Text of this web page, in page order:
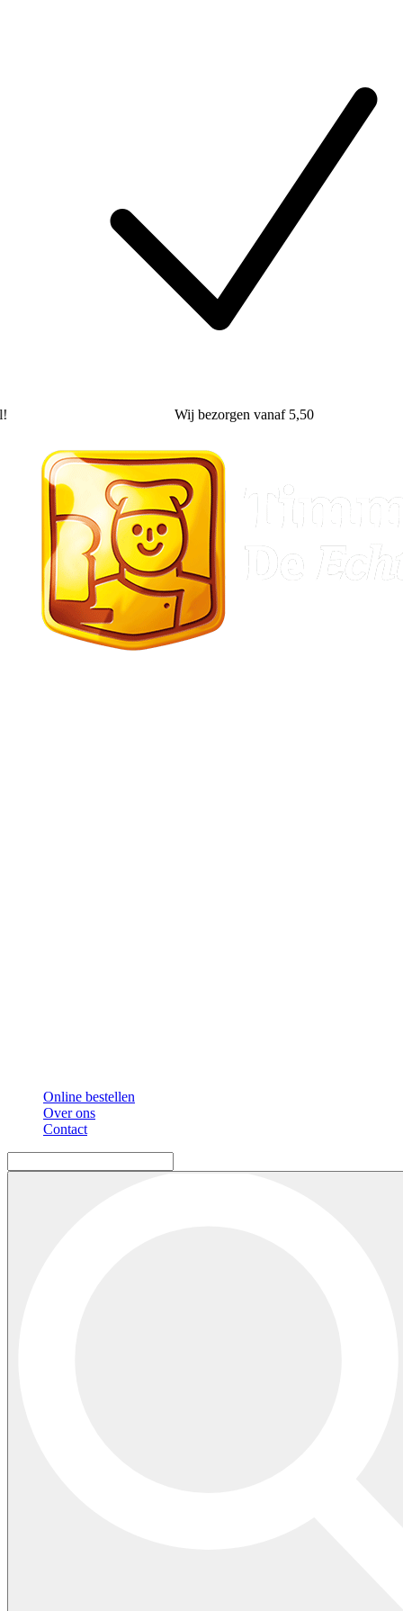
Wijbezorgenvanaf 5,50
Online bestellen
Over ons
Contact